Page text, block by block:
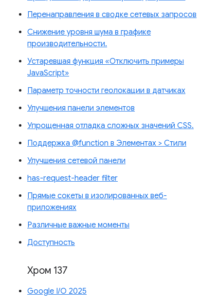
Перенаправления в сводке сетевых запросов
Снижение уровня шума в графике
производительности.
Устаревшая функция «Отключить примеры
JavaScript»
Параметр точности геолокации в датчиках
Улучшения панели элементов
Упрощенная отладка сложных значений CSS.
Поддержка @function в Элементах > Стили
Улучшения сетевой панели
has-request-header filter
Прямые сокеты в изолированных веб-
приложениях
Различные важные моменты
Доступность
Хром 137
Google I/O 2025